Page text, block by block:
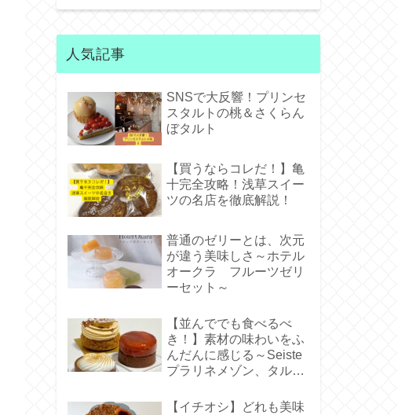
人気記事
SNSで大反響！プリンセ
スタルトの桃＆さくらん
ぼタルト
【買うならコレだ！】亀
十完全攻略！浅草スイー
ツの名店を徹底解説！
普通のゼリーとは、次元
が違う美味しさ～ホテル
オークラ フルーツゼリ
ーセット～
【並んででも食べるべ
き！】素材の味わいをふ
んだんに感じる～Seiste
プラリネメゾン、タルト
シトロン～
【イチオシ】どれも美味